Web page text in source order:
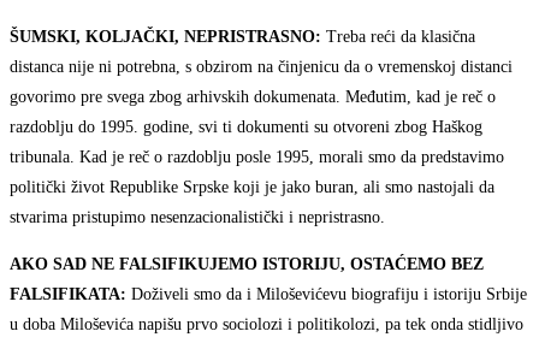
ŠUMSKI, KOLJAČKI, NEPRISTRASNO: Treba reći da klasična
distanca nije ni potrebna, s obzirom na činjenicu da o vremenskoj distanci
govorimo pre svega zbog arhivskih dokumenata. Međutim, kad je reč o
razdoblju do 1995. godine, svi ti dokumenti su otvoreni zbog Haškog
tribunala. Kad je reč o razdoblju posle 1995, morali smo da predstavimo
politički život Republike Srpske koji je jako buran, ali smo nastojali da
stvarima pristupimo nesenzacionalistički i nepristrasno.
AKO SAD NE FALSIFIKUJEMO ISTORIJU, OSTAĆEMO BEZ
FALSIFIKATA: Doživeli smo da i Miloševićevu biografiju i istoriju Srbije
u doba Miloševića napišu prvo sociolozi i politikolozi, pa tek onda stidljivo